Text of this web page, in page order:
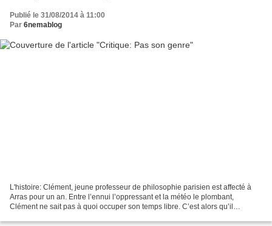
Publié le 31/08/2014 à 11:00
Par 6nemablog
L'histoire: Clément, jeune professeur de philosophie parisien est affecté à
Arras pour un an. Entre l’ennui l’oppressant et la météo le plombant,
Clément ne sait pas à quoi occuper son temps libre. C’est alors qu’il